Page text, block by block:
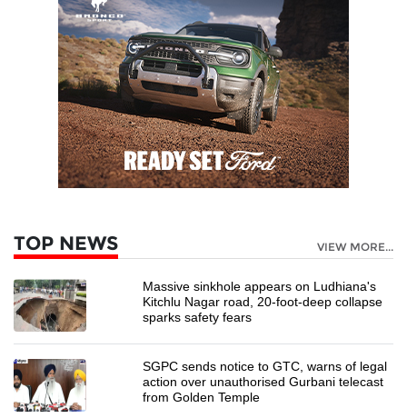
TOP NEWS VIEW MORE...
Massive sinkhole appears on Ludhiana's
Kitchlu Nagar road, 20-foot-deep collapse
sparks safety fears
SGPC sends notice to GTC, warns of legal
action over unauthorised Gurbani telecast
from Golden Temple